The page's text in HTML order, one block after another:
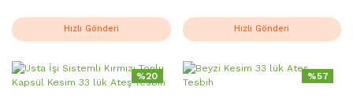
Hızlı Gönderi Hızlı Gönderi
%20 %57